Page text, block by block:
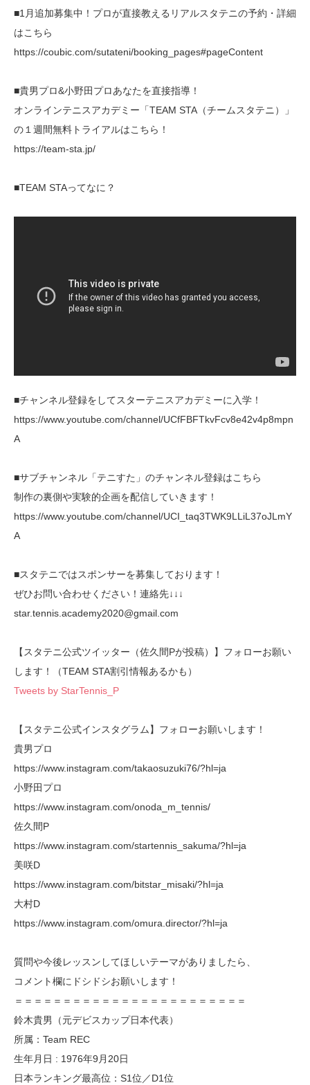
■1月追加募集中！プロが直接教えるリアルスタテニの予約・詳細
はこちら
https://coubic.com/sutateni/booking_pages#pageContent
■貴男プロ&小野田プロあなたを直接指導！
オンラインテニスアカデミー「TEAM STA（チームスタテニ）」
の１週間無料トライアルはこちら！
https://team-sta.jp/
■TEAM STAってなに？
■チャンネル登録をしてスターテニスアカデミーに入学！
https://www.youtube.com/channel/UCfFBFTkvFcv8e42v4p8mpn
A
■サブチャンネル「テニすた」のチャンネル登録はこちら
制作の裏側や実験的企画を配信していきます！
https://www.youtube.com/channel/UCI_taq3TWK9LLiL37oJLmY
A
■スタテニではスポンサーを募集しております！
ぜひお問い合わせください！連絡先↓↓↓
star.tennis.academy2020@gmail.com
【スタテニ公式ツイッター（佐久間Pが投稿）】フォローお願い
します！（TEAM STA割引情報あるかも）
Tweets by StarTennis_P
【スタテニ公式インスタグラム】フォローお願いします！
貴男プロ
https://www.instagram.com/takaosuzuki76/?hl=ja
小野田プロ
https://www.instagram.com/onoda_m_tennis/
佐久間P
https://www.instagram.com/startennis_sakuma/?hl=ja
美咲D
https://www.instagram.com/bitstar_misaki/?hl=ja
大村D
https://www.instagram.com/omura.director/?hl=ja
質問や今後レッスンしてほしいテーマがありましたら、
コメント欄にドシドシお願いします！
＝＝＝＝＝＝＝＝＝＝＝＝＝＝＝＝＝＝＝＝＝＝＝＝
鈴木貴男（元デビスカップ日本代表）
所属：Team REC
生年月日 : 1976年9月20日
日本ランキング最高位：S1位／D1位